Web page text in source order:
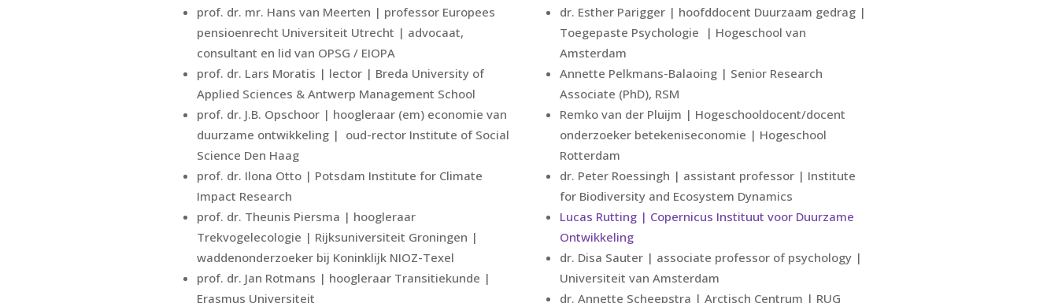
prof. dr. mr. Hans van Meerten | professor Europees
pensioenrecht Universiteit Utrecht | advocaat,
consultant en lid van OPSG / EIOPA
prof. dr. Lars Moratis | lector | Breda University of
Applied Sciences & Antwerp Management School
prof. dr. J.B. Opschoor | hoogleraar (em) economie van
duurzame ontwikkeling | oud-rector Institute of Social
Science Den Haag
prof. dr. Ilona Otto | Potsdam Institute for Climate
Impact Research
prof. dr. Theunis Piersma | hoogleraar
Trekvogelecologie | Rijksuniversiteit Groningen |
waddenonderzoeker bij Koninklijk NIOZ-Texel
prof. dr. Jan Rotmans | hoogleraar Transitiekunde |
Erasmus Universiteit
dr. Esther Parigger | hoofddocent Duurzaam gedrag |
Toegepaste Psychologie | Hogeschool van
Amsterdam
Annette Pelkmans-Balaoing | Senior Research
Associate (PhD), RSM
Remko van der Pluijm | Hogeschooldocent/docent
onderzoeker betekeniseconomie | Hogeschool
Rotterdam
dr. Peter Roessingh | assistant professor | Institute
for Biodiversity and Ecosystem Dynamics
Lucas Rutting | Copernicus Instituut voor Duurzame
Ontwikkeling
dr. Disa Sauter | associate professor of psychology |
Universiteit van Amsterdam
dr. Annette Scheepstra | Arctisch Centrum | RUG